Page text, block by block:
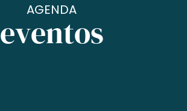
AGENDA
eventos